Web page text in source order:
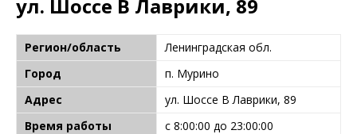
ул. Шоссе В Лаврики, 89
Регион/область
Ленинградская обл.
Город
п. Мурино
Адрес
ул. Шоссе В Лаврики, 89
Время работы
с 8:00:00 до 23:00:00